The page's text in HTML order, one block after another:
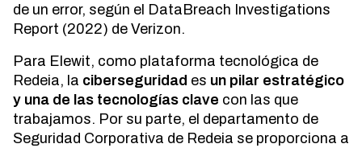
de un error, según el DataBreach Investigations
Report (2022) de Verizon.
Para Elewit, como plataforma tecnológica de
Redeia, la ciberseguridad es un pilar estratégico
y una de las tecnologías clave con las que
trabajamos. Por su parte, el departamento de
Seguridad Corporativa de Redeia se proporciona a